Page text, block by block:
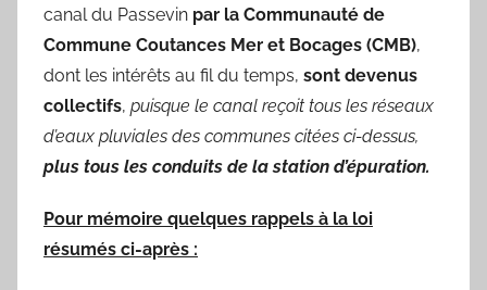
canal du Passevin par la Communauté de
Commune Coutances Mer et Bocages (CMB),
dont les intérêts au fil du temps, sont devenus
collectifs, puisque le canal reçoit tous les réseaux
d’eaux pluviales des communes citées ci-dessus,
plus tous les conduits de la station d’épuration.
Pour mémoire quelques rappels à la loi
résumés ci-après :